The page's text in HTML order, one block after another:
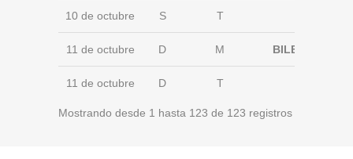
10 de octubre S T
11 de octubre D M BILBOFEM
11 de octubre D T
Mostrando desde 1 hasta 123 de 123 registros